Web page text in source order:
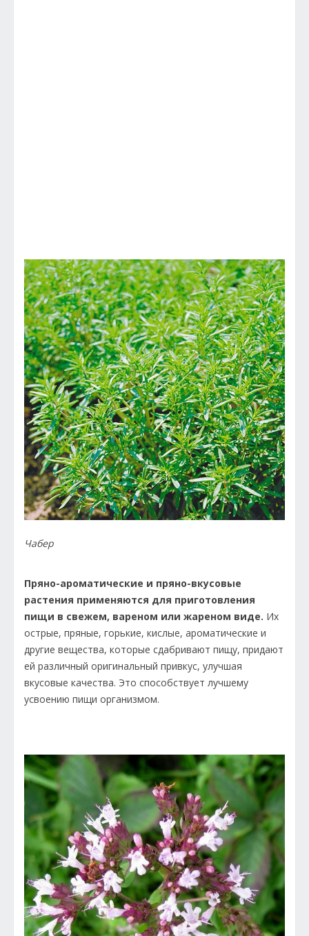
Чабер
Пряно-ароматические и пряно-вкусовые
растения применяются для приготовления
пищи в свежем, вареном или жареном виде. Их
острые, пряные, горькие, кислые, ароматические и
другие вещества, которые сдабривают пищу, придают
ей различный оригинальный привкус, улучшая
вкусовые качества. Это способствует лучшему
усвоению пищи организмом.